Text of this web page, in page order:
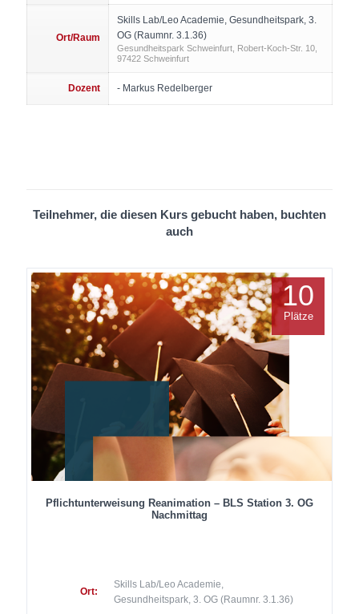
Ort/Raum
Skills Lab/Leo Academie, Gesundheitspark, 3.
OG (Raumnr. 3.1.36)
Gesundheitspark Schweinfurt, Robert-Koch-Str. 10,
97422 Schweinfurt
Dozent - Markus Redelberger
Teilnehmer, die diesen Kurs gebucht haben, buchten
auch
Pflichtunterweisung Reanimation – BLS Station 3. OG
Nachmittag
Ort:
Skills Lab/Leo Academie,
Gesundheitspark, 3. OG (Raumnr. 3.1.36)
10
Plätze